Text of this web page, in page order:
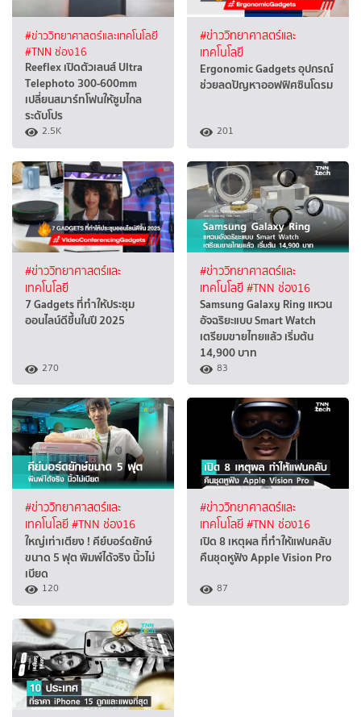
#ข่าววิทยาศาสตร์และเทคโนโลยี
#TNN ช่อง16
Reeflex เปิดตัวเลนส์ Ultra
Telephoto 300-600mm
เปลี่ยนสมาร์ทโฟนให้ซูมไกล
ระดับโปร
2.5K
#ข่าววิทยาศาสตร์และ
เทคโนโลยี
Ergonomic Gadgets อุปกรณ์
ช่วยลดปัญหาออฟฟิศซินโดรม
201
#ข่าววิทยาศาสตร์และ
เทคโนโลยี
7 Gadgets ที่ทำให้ประชุม
ออนไลน์ดีขึ้นในปี 2025
270
#ข่าววิทยาศาสตร์และ
เทคโนโลยี#TNN ช่อง16
Samsung Galaxy Ring แหวน
อัจฉริยะแบบ Smart Watch
เตรียมขายไทยแล้ว เริ่มต้น
14,900 บาท
83
#ข่าววิทยาศาสตร์และ
เทคโนโลยี#TNN ช่อง16
ใหญ่เท่าเตียง ! คีย์บอร์ดยักษ์
ขนาด 5 ฟุต พิมพ์ได้จริง นิ้วไม่
เบียด
120
#ข่าววิทยาศาสตร์และ
เทคโนโลยี#TNN ช่อง16
เปิด 8 เหตุผล ที่ทำให้แฟนคลับ
คืนชุดหูฟัง Apple Vision Pro
87